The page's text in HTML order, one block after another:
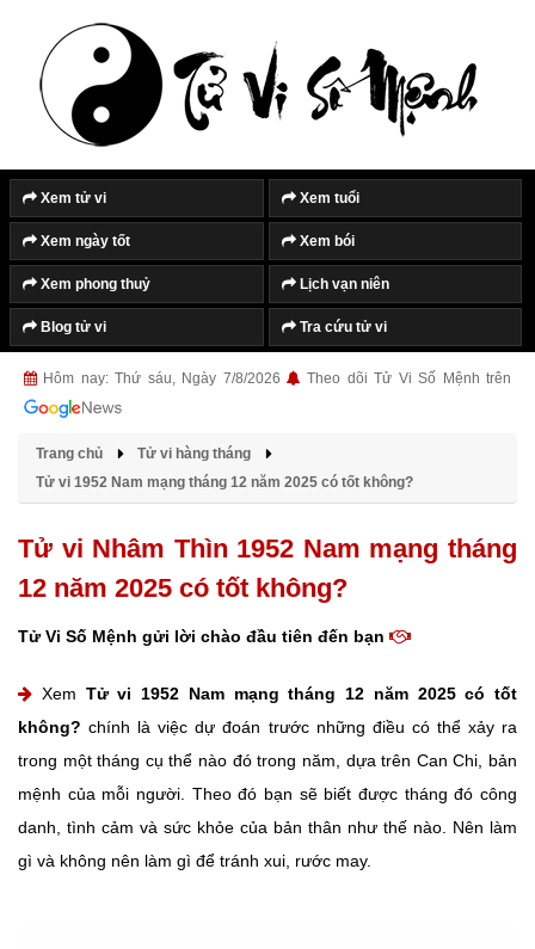
Xem tử vi Xem tuổi
Xem ngày tốt Xem bói
Xem phong thuỷ Lịch vạn niên
Blog tử vi Tra cứu tử vi
Hôm nay: Thứ sáu, Ngày 7/8/2026 Theo dõi Tử Vi Số Mệnh trên
Trang chủ
Tử vi hàng tháng
Tử vi 1952 Nam mạng tháng 12 năm 2025 có tốt không?
Tử vi Nhâm Thìn 1952 Nam mạng tháng
12 năm 2025 có tốt không?
Tử Vi Số Mệnh gửi lời chào đầu tiên đến bạn
Xem Tử vi 1952 Nam mạng tháng 12 năm 2025 có tốt
không? chính là việc dự đoán trước những điều có thể xảy ra
trong một tháng cụ thể nào đó trong năm, dựa trên Can Chi, bản
mệnh của mỗi người. Theo đó bạn sẽ biết được tháng đó công
danh, tình cảm và sức khỏe của bản thân như thế nào. Nên làm
gì và không nên làm gì để tránh xui, rước may.